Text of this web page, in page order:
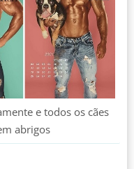
e todos os cães
abrigos